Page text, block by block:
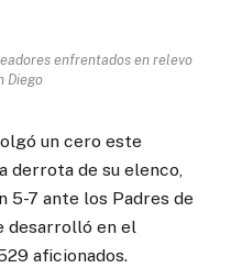
enfrentados en relevo
Diego
un cero este
derrota de su elenco,
5-7 ante los Padres de
desarrolló en el
aficionados.